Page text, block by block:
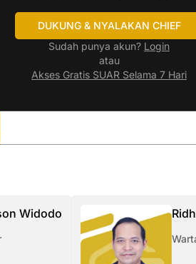
DUKUNG & NYALAKAN CHIEF
Sudah punya akun? Login
atau
Akses Gratis SUAR Selama 7 Hari
Widodo